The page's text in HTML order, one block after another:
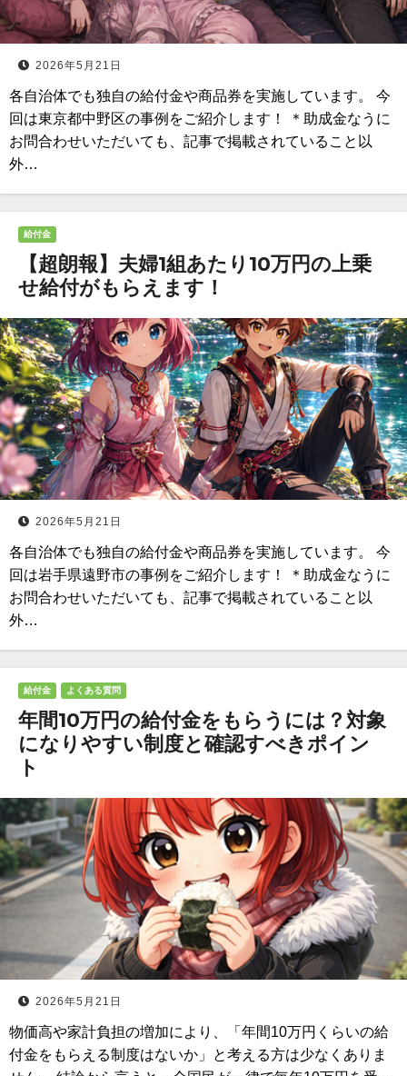
2026年5月21日
各自治体でも独自の給付金や商品券を実施しています。 今
回は東京都中野区の事例をご紹介します！ ＊助成金なうに
お問合わせいただいても、記事で掲載されていること以
外…
給付金
【超朗報】夫婦1組あたり10万円の上乗
せ給付がもらえます！
2026年5月21日
各自治体でも独自の給付金や商品券を実施しています。 今
回は岩手県遠野市の事例をご紹介します！ ＊助成金なうに
お問合わせいただいても、記事で掲載されていること以
外…
給付金 よくある質問
年間10万円の給付金をもらうには？対象
になりやすい制度と確認すべきポイン
ト
2026年5月21日
物価高や家計負担の増加により、「年間10万円くらいの給
付金をもらえる制度はないか」と考える方は少なくありま